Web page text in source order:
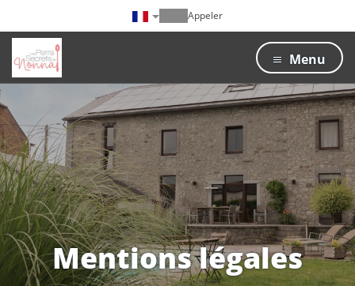
Appeler
Menu
Mentions légales